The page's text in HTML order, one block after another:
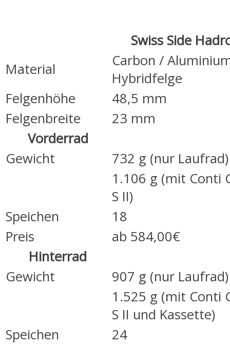
Swiss Side
Material
Carbon /
Hybridfelge
Felgenhöhe
48,5 mm
Felgenbreite
23 mm
Vorderrad
Gewicht
732 g (nur Laufrad)
1.106 g (mit Conti
S II)
Speichen
18
Preis
ab 584,00€
Hinterrad
Gewicht
907 g (nur Laufrad)
1.525 g (mit Conti
S II und Kassette)
Speichen
24